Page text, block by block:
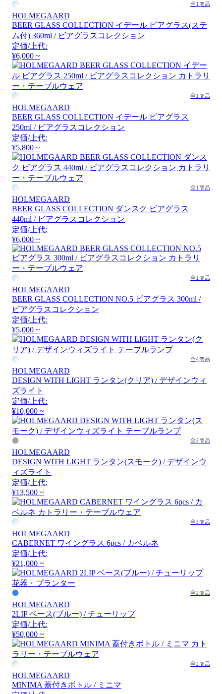
全1商品
HOLMEGAARD
BEER GLASS COLLECTION イデール ビアグラス(ステ
ム付) 360ml / ビアグラスコレクション
定価/上代:
¥6,000 ~
全1商品
HOLMEGAARD
BEER GLASS COLLECTION イデール ビアグラス
250ml / ビアグラスコレクション
定価/上代:
¥5,800 ~
全1商品
HOLMEGAARD
BEER GLASS COLLECTION ダンスク ビアグラス
440ml / ビアグラスコレクション
定価/上代:
¥6,000 ~
全1商品
HOLMEGAARD
BEER GLASS COLLECTION NO.5 ビアグラス 300ml /
ビアグラスコレクション
定価/上代:
¥5,000 ~
全4商品
HOLMEGAARD
DESIGN WITH LIGHT ランタン(クリア) / デザインウィ
ズライト
定価/上代:
¥10,000 ~
全3商品
HOLMEGAARD
DESIGN WITH LIGHT ランタン(スモーク) / デザインウ
ィズライト
定価/上代:
¥13,500 ~
全3商品
HOLMEGAARD
CABERNET ワイングラス 6pcs / カベルネ
定価/上代:
¥21,000 ~
全2商品
HOLMEGAARD
2LIP ベース(ブルー) / チューリップ
定価/上代:
¥50,000 ~
全2商品
HOLMEGAARD
MINIMA 蓋付きボトル / ミニマ